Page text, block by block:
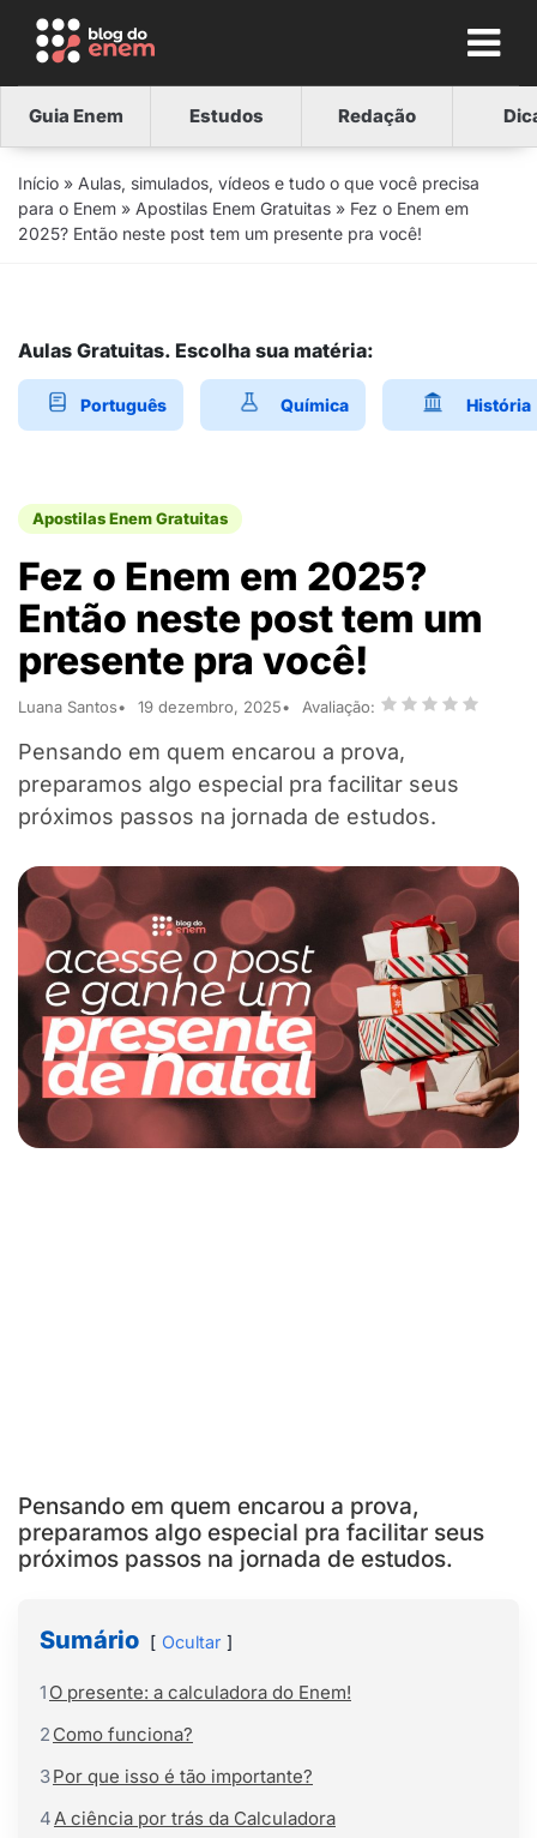
Guia Enem Estudos Redação
Início » Aulas, simulados, vídeos e tudo o que você precisa
para o Enem » Apostilas Enem Gratuitas » Fez o Enem em
2025? Então neste post tem um presente pra você!
Aulas Gratuitas. Escolha sua matéria:
Português Química História
Apostilas Enem Gratuitas
Fez o Enem em 2025?
Então neste post tem um
presente pra você!
Luana Santos 19 dezembro, 2025 Avaliação:
Pensando em quem encarou a prova,
preparamos algo especial pra facilitar seus
próximos passos na jornada de estudos.
Pensando em quem encarou a prova,
preparamos algo especial pra facilitar seus
próximos passos na jornada de estudos.
Sumário Ocultar
1 O presente: a calculadora do Enem!
2 Como funciona?
3Por que isso é tão importante?
4A ciência por trás da Calculadora